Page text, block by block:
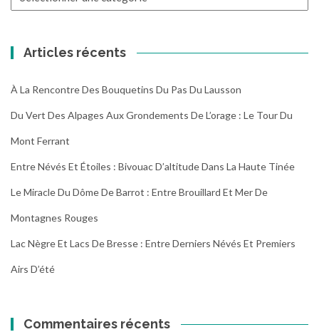
Articles récents
À La Rencontre Des Bouquetins Du Pas Du Lausson
Du Vert Des Alpages Aux Grondements De L’orage : Le Tour Du
Mont Ferrant
Entre Névés Et Étoiles : Bivouac D’altitude Dans La Haute Tinée
Le Miracle Du Dôme De Barrot : Entre Brouillard Et Mer De
Montagnes Rouges
Lac Nègre Et Lacs De Bresse : Entre Derniers Névés Et Premiers
Airs D’été
Commentaires récents